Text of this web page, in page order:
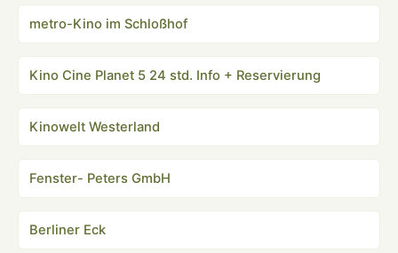
metro-Kino im Schloßhof
Kino Cine Planet 5 24 std. Info + Reservierung
Kinowelt Westerland
Fenster- Peters GmbH
Berliner Eck